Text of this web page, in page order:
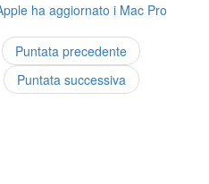
ha aggiornato i Mac Pro
Puntata precedente
Puntata successiva